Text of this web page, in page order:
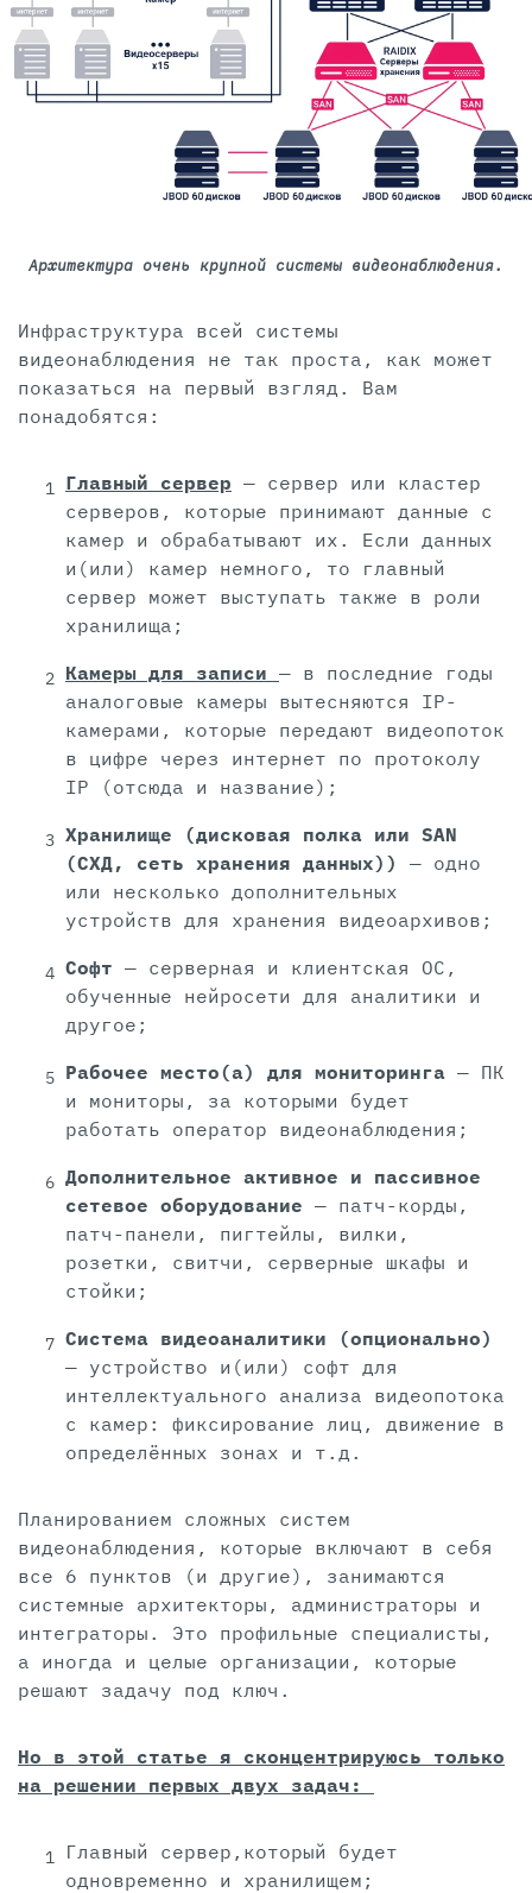
Архитектура очень крупной системы видеонаблюдения.
Инфраструктура всей системы
видеонаблюдения не так проста, как может
показаться на первый взгляд. Вам
понадобятся:
Главный сервер — сервер или кластер
серверов, которые принимают данные с
камер и обрабатывают их. Если данных
и(или) камер немного, то главный
сервер может выступать также в роли
хранилища;
Камеры для записи — в последние годы
аналоговые камеры вытесняются IP-
камерами, которые передают видеопоток
в цифре через интернет по протоколу
IP (отсюда и название);
Хранилище (дисковая полка или SAN
(СХД, сеть хранения данных)) — одно
или несколько дополнительных
устройств для хранения видеоархивов;
Софт — серверная и клиентская ОС,
обученные нейросети для аналитики и
другое;
Рабочее место(а) для мониторинга — ПК
и мониторы, за которыми будет
работать оператор видеонаблюдения;
Дополнительное активное и пассивное
сетевое оборудование — патч-корды,
патч-панели, пигтейлы, вилки,
розетки, свитчи, серверные шкафы и
стойки;
Система видеоаналитики (опционально)
— устройство и(или) софт для
интеллектуального анализа видеопотока
с камер: фиксирование лиц, движение в
определённых зонах и т.д.
Планированием сложных систем
видеонаблюдения, которые включают в себя
все 6 пунктов (и другие), занимаются
системные архитекторы, администраторы и
интеграторы. Это профильные специалисты,
а иногда и целые организации, которые
решают задачу под ключ.
Но в этой статье я сконцентрируюсь только
на решении первых двух задач:
Главный сервер,который будет
одновременно и хранилищем;